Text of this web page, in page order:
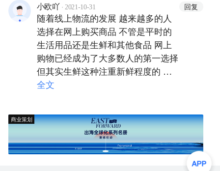
小欧吖 · 2021-10-31 回复
随着线上物流的发展 越来越多的人
选择在网上购买商品 不管是平时的
生活用品还是生鲜和其他食品 网上
购物已经成为了大多数人的第一选择
但其实生鲜这种注重新鲜程度的 还
是在线下购买会比较的好 因为可以
全文
商业策划